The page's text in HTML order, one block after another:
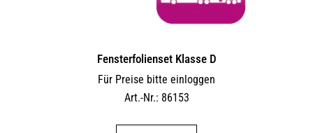
Fensterfolienset Klasse D
Für Preise bitte einloggen
Art.-Nr.: 86153